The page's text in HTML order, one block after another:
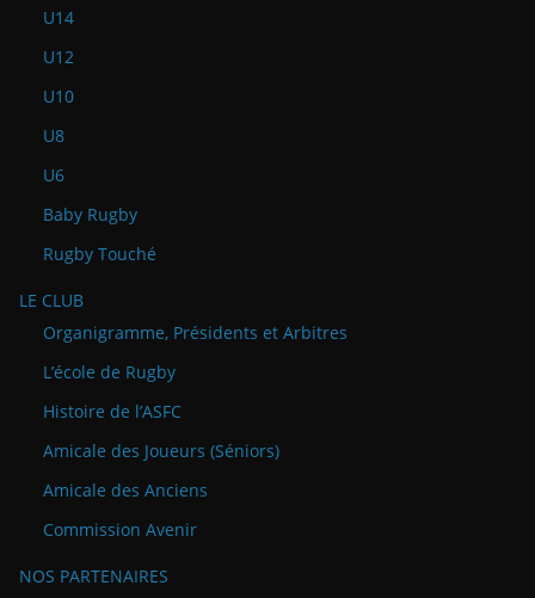
U14
U12
U10
U8
U6
Baby Rugby
Rugby Touché
LE CLUB
Organigramme, Présidents et Arbitres
L’école de Rugby
Histoire de l’ASFC
Amicale des Joueurs (Séniors)
Amicale des Anciens
Commission Avenir
NOS PARTENAIRES